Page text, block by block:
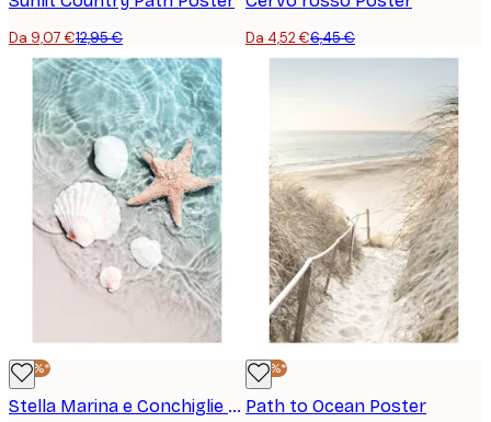
Da 9,07 €12,95 € Da 4,52 €6,45 €
-30%*
Stella Marina e Conchiglie Poster
-30%*
Path to Ocean Poster